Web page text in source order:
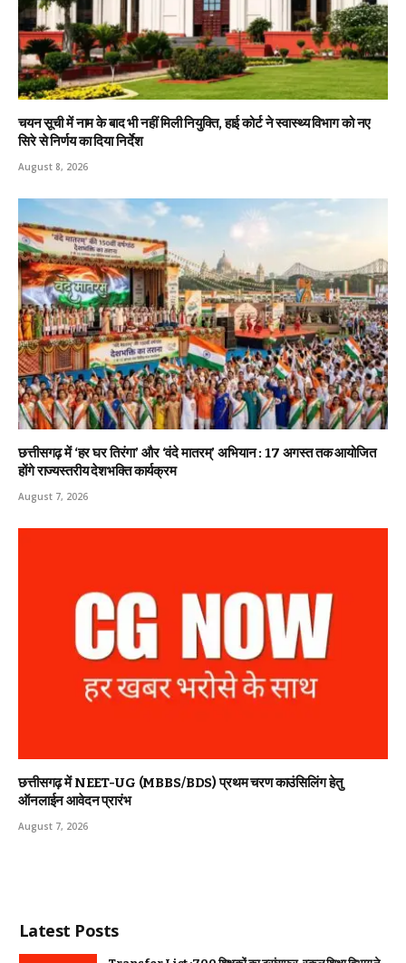
चयन सूची में नाम के बाद भी नहीं मिली नियुक्ति, हाई कोर्ट ने स्वास्थ्य विभाग को नए
सिरे से निर्णय का दिया निर्देश
August 8, 2026
छत्तीसगढ़ में ‘हर घर तिरंगा’ और ‘वंदे मातरम्’ अभियान : 17 अगस्त तक आयोजित
होंगे राज्यस्तरीय देशभक्ति कार्यक्रम
August 7, 2026
छत्तीसगढ़ में NEET-UG (MBBS/BDS) प्रथम चरण काउंसिलिंग हेतु
ऑनलाईन आवेदन प्रारंभ
August 7, 2026
Latest Posts